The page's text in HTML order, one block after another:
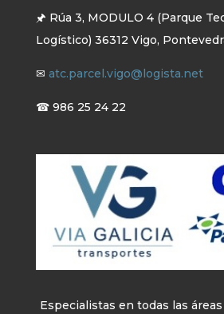
🖈 Rúa 3, MODULO 4 (Parque
Logístico) 36312 Vigo,
✉ atc.parcel.vigo@logista.net
☎ 986 25 24 22
Especialistas en todas las